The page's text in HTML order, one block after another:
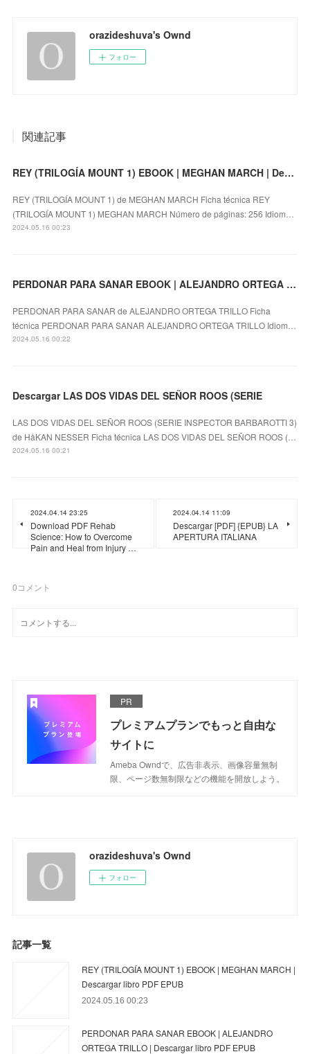
orazideshuva's Ownd
フォロー
関連記事
REY (TRILOGÍA MOUNT 1) EBOOK | MEGHAN MARCH | Descargar libro PDF EPUB
REY (TRILOGÍA MOUNT 1) de MEGHAN MARCH Ficha técnica REY
(TRILOGÍA MOUNT 1) MEGHAN MARCH Número de páginas: 256 Idiom…
2024.05.16 00:23
PERDONAR PARA SANAR EBOOK | ALEJANDRO ORTEGA TRILLO | Descargar libro PDF EPUB
PERDONAR PARA SANAR de ALEJANDRO ORTEGA TRILLO Ficha
técnica PERDONAR PARA SANAR ALEJANDRO ORTEGA TRILLO Idiom…
2024.05.16 00:22
Descargar LAS DOS VIDAS DEL SEÑOR ROOS (SERIE
LAS DOS VIDAS DEL SEÑOR ROOS (SERIE INSPECTOR BARBAROTTI 3)
de HåKAN NESSER Ficha técnica LAS DOS VIDAS DEL SEÑOR ROOS (…
2024.05.16 00:21
2024.04.14 23:25
Download PDF Rehab
Science: How to Overcome
Pain and Heal from Injury …
2024.04.14 11:09
Descargar [PDF] {EPUB} LA
APERTURA ITALIANA
0コメント
PR
プレミアムプランでもっと自由な
サイトに
Ameba Owndで、広告非表示、画像容量無制
限、ページ数無制限などの機能を開放しよう。
orazideshuva's Ownd
フォロー
記事一覧
REY (TRILOGÍA MOUNT 1) EBOOK | MEGHAN MARCH |
Descargar libro PDF EPUB
2024.05.16 00:23
PERDONAR PARA SANAR EBOOK | ALEJANDRO
ORTEGA TRILLO | Descargar libro PDF EPUB